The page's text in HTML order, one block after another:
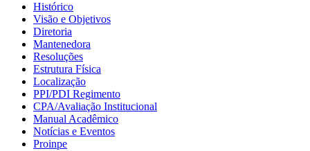
Histórico
Visão e Objetivos
Diretoria
Mantenedora
Resoluções
Estrutura Física
Localização
PPI/PDI Regimento
CPA/Avaliação Institucional
Manual Acadêmico
Notícias e Eventos
Proinpe